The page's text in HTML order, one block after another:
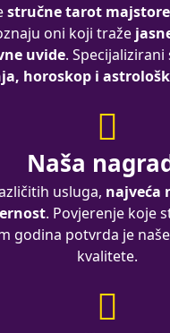
stručne tarot majstore
oni koji traže
uvide. Specijalizirani
horoskop i
Naša
usluga, najveća
. Povjerenje koje
godina potvrda je
kvalitete.